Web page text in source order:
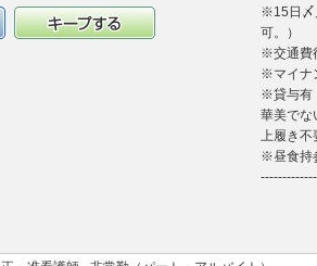
※15日〆
可。）
※交通費
※マイナ
※貸与有
華美でな
上履き不
※昼食持